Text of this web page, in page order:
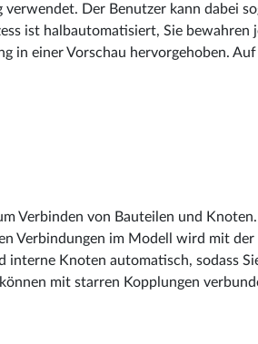
Der Benutzer kann dabei
ist halbautomatisiert, Sie
in einer Vorschau hervorgehoben.
Verbinden von Bauteilen und
Verbindungen im Modell wird mit
Knoten automatisch, sodass
mit starren Kopplungen